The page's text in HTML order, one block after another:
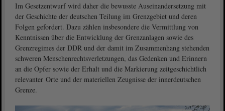
Im Gesetzentwurf wird daher die bewusste Auseinandersetzung mit
der Geschichte der deutschen Teilung im Grenzgebiet und deren
Folgen gefordert. Dazu zählen insbesondere die Vermittlung von
Kenntnissen über die Entwicklung der Grenzanlagen sowie des
Grenzregimes der DDR und der damit im Zusammenhang stehenden
schweren Menschenrechtsverletzungen, das Gedenken und Erinnern
an die Opfer sowie der Erhalt und die Markierung zeitgeschichtlich
relevanter Orte und der materiellen Zeugnisse der innerdeutschen
Grenze.